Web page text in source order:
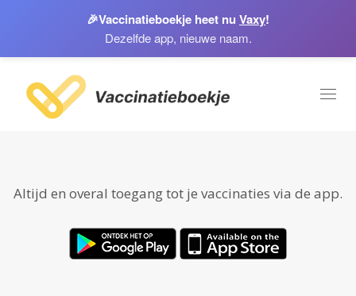
🎉Vaccinatieboekje heet nu Vaxy!
Dezelfde app, nieuwe naam.
Altijd en overal toegang tot je vaccinaties via de app.